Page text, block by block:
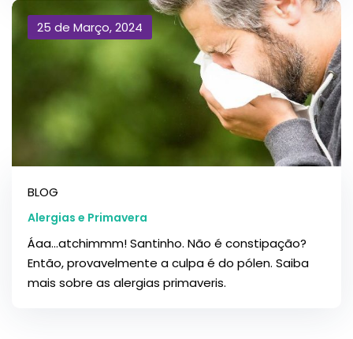
25 de Março, 2024
BLOG
Alergias e Primavera
Áaa...atchimmm! Santinho. Não é constipação?
Então, provavelmente a culpa é do pólen. Saiba
mais sobre as alergias primaveris.